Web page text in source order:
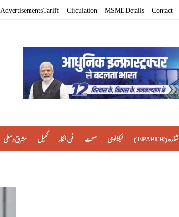
Advertisements Tariff Circulation MSME Details Contact
مشرق وسطی کھیل فن فنکار صحت ٹیکنالوجی (EPAPER) شماره